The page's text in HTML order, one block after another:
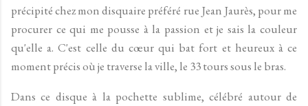
précipité chez mon disquaire préféré rue Jean Jaurès, pour me
procurer ce qui me pousse à la passion et je sais la couleur
qu'elle a. C'est celle du cœur qui bat fort et heureux à ce
moment précis où je traverse la ville, le 33 tours sous le bras.
Dans ce disque à la pochette sublime, célébré autour de